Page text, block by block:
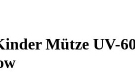
Mütze UV-